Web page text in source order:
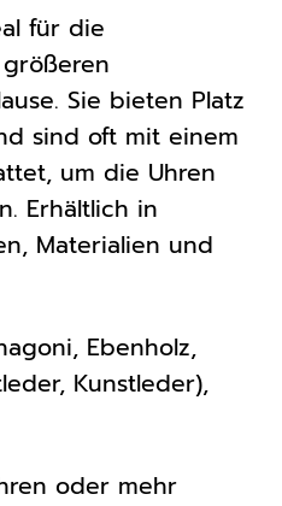
für die
Sie bieten Platz
sind oft mit einem
um die Uhren
Erhältlich in
Materialien und
Ebenholz,
Kunstleder),
oder mehr